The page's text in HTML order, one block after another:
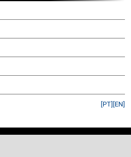
[EN]
[PT]